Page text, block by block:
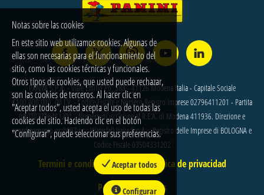
PANINI S.P.A. - Viale Emilio Po, 380 - 41126 Modena Italia - Capitale Sociale
€100.000.000, 00 I.V. - Codice Fiscale e Numero Registro Imprese 02796411201 - Partita
IVA IT02796411201 - Numero di iscrizione al R.E.A. di Modena 411936. Direzione e
coordinamento ex 2497 c.c.: Waterfall Italia S.p.A. - Registro delle Imprese di BOLOGNA e
Codice Fiscale 03504331202
Termini e condizioni
Política de privacidad
Política de Cookies
Notas sobre las cookies
En este sitio web utilizamos cookies. Algunas de
ellas son necesarias para el funcionamiento del
sitio, como las cookies técnicas y funcionales.
Otros tipos de cookies, que usted puede rechazar,
son las cookies de terceros. Al hacer clic en
"Aceptar todos", usted acepta el uso de todas las
cookies del sitio. Haciendo clic en el botón
"Configurar", puede seleccionar sus preferencias.
Aceptar todos
Configurar